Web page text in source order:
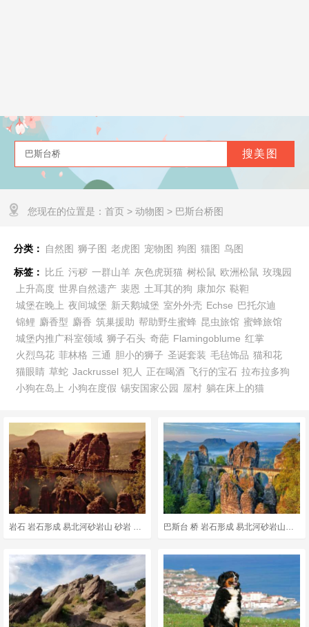
您现在的位置是： 首页 > 动物图 > 巴斯台桥图
分类： 自然图 狮子图 老虎图 宠物图 狗图 猫图 鸟图
标签： 比丘 污秽 一群山羊 灰色虎斑猫 树松鼠 欧洲松鼠 玫瑰园
上升高度 世界自然遗产 裴恩 土耳其的狗 康加尔 鞑靼
城堡在晚上 夜间城堡 新天鹅城堡 室外外壳 Echse 巴托尔迪
锦鲤 麝香型 麝香 筑巢援助 帮助野生蜜蜂 昆虫旅馆 蜜蜂旅馆
城堡内推广科室领域 狮子石头 奇葩 Flamingoblume 红掌
火烈鸟花 菲林格 三通 胆小的狮子 圣诞套装 毛毡饰品 猫和花
猫眼睛 草蛇 Jackrussel 犯人 正在喝酒 飞行的宝石 拉布拉多狗
小狗在岛上 小狗在度假 锡安国家公园 屋村 躺在床上的猫
岩石 岩石形成 易北河砂岩山 砂岩 堡垒 巴斯台桥 桥 撒克逊瑞士